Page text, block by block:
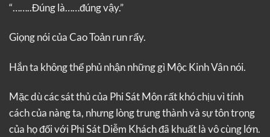
“……..Đúng là……đúng vậy.”
Giọng nói của Cao Toản run rẩy.
Hắn ta không thể phủ nhận những gì Mộc Kinh Vân nói.
Mặc dù các sát thủ của Phi Sát Môn rất khó chịu vì tính
cách của nàng ta, nhưng lòng trung thành và sự tôn trọng
của họ đối với Phi Sát Diễm Khách đã khuất là vô cùng lớn.